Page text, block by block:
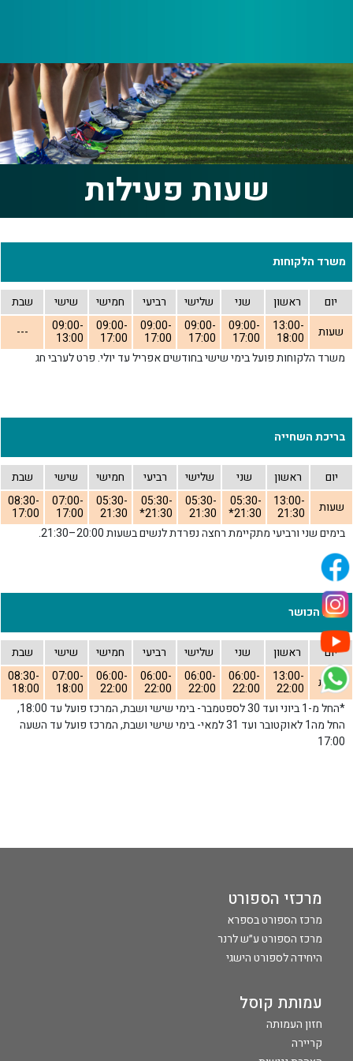
שעות פעילות
משרד הלקוחות
יום ראשון שני שלישי רביעי חמישי שישי
שבת
שעות
13:00-
18:00
09:00-
17:00
09:00-
17:00
09:00-
17:00
09:00-
17:00
09:00-
13:00
---
משרד הלקוחות פועל בימי שישי בחודשים אפריל עד יולי. פרט לערבי חג
בריכת השחייה
יום ראשון שני שלישי רביעי חמישי שישי
שבת
שעות
13:00-
21:30
05:30-
21:30*
05:30-
21:30
05:30-
21:30*
05:30-
21:30
07:00-
17:00
08:30-
17:00
בימים שני ורביעי מתקיימת רחצה נפרדת לנשים בשעות 20:00–21:30.
אולם הכושר
יום ראשון שני שלישי רביעי חמישי שישי
שבת
שעות
13:00-
22:00
06:00-
22:00
06:00-
22:00
06:00-
22:00
06:00-
22:00
07:00-
18:00
08:30-
18:00
*החל מ-1 ביוני ועד 30 לספטמבר- בימי שישי ושבת, המרכז פועל עד 18:00,
החל מה1 לאוקטובר ועד 31 למאי- בימי שישי ושבת, המרכז פועל עד השעה
17:00
מרכזי הספורט
מרכז הספורט בספרא
מרכז הספורט ע״ש לרנר
היחידה לספורט הישגי
עמותת קוסל
חזון העמותה
קריירה